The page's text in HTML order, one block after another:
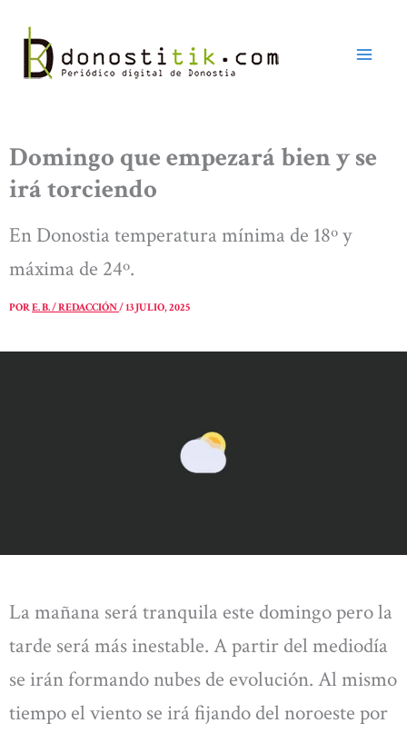
contenido
Domingo que empezará bien y se
irá torciendo
En Donostia temperatura mínima de 18º y
máxima de 24º.
PORE. B. / REDACCIÓN/13 JULIO, 2025
La mañana será tranquila este domingo pero la
tarde será más inestable. A partir del mediodía
se irán formando nubes de evolución. Al mismo
tiempo el viento se irá fijando del noroeste por